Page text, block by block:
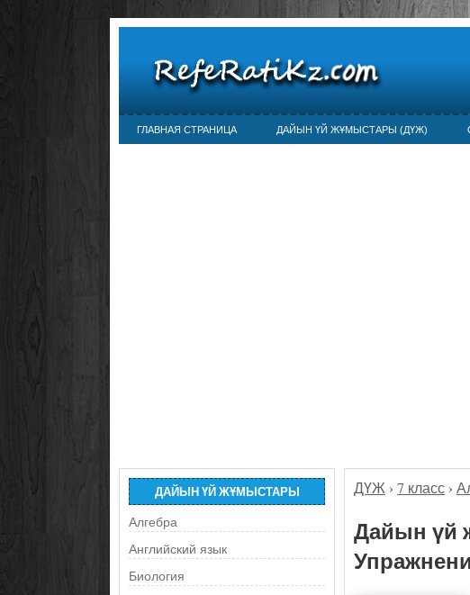
ГЛАВНАЯ СТРАНИЦА ДАЙЫН ҮЙ ЖҰМЫСТАРЫ (ДҮЖ)
ДАЙЫН ҮЙ ЖҰМЫСТАРЫ
Алгебра
Английский язык
Биология
ДҮЖ › 7 класс ›
Дайын үй